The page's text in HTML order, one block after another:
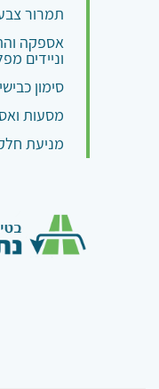
תמרור
אספקה
וניידים
סימון
מסעות
מניעת